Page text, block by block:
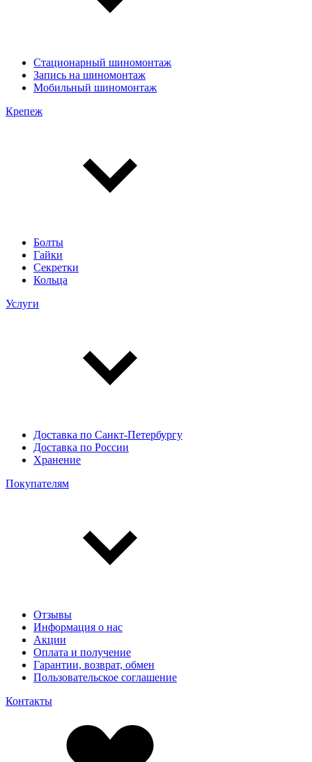
Стационарный шиномонтаж
Запись на шиномонтаж
Мобильный шиномонтаж
Крепеж
Болты
Гайки
Секретки
Кольца
Услуги
Доставка по Санкт-Петербургу
Доставка по России
Хранение
Покупателям
Отзывы
Информация о нас
Акции
Оплата и получение
Гарантии, возврат, обмен
Пользовательское соглашение
Контакты